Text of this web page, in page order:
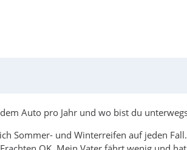
Auto pro Jahr und wo bist du
Sommer- und Winterreifen auf jeden